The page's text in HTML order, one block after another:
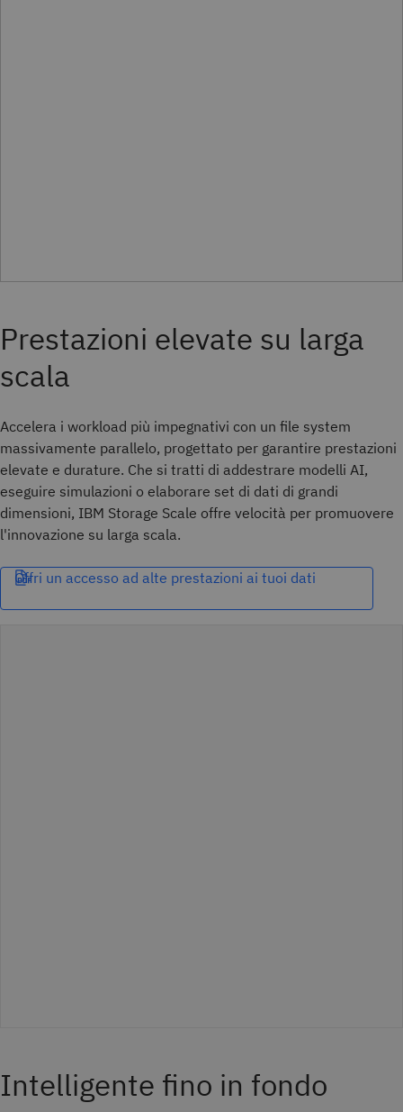
Accelera i workload più impegnativi con un file system
massivamente parallelo, progettato per garantire prestazioni
elevate e durature. Che si tratti di addestrare modelli AI,
eseguire simulazioni o elaborare set di dati di grandi
dimensioni, IBM Storage Scale offre velocità per promuovere
l'innovazione su larga scala.
Offri un accesso ad alte prestazioni ai tuoi dati